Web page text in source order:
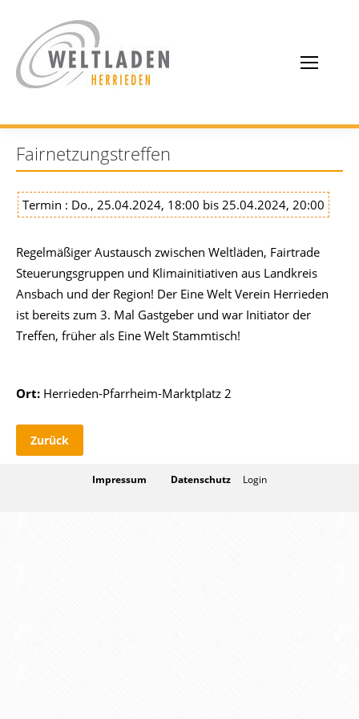
Fairnetzungstreffen
Termin : Do., 25.04.2024, 18:00 bis 25.04.2024, 20:00
Regelmäßiger Austausch zwischen Weltläden, Fairtrade
Steuerungsgruppen und Klimainitiativen aus Landkreis
Ansbach und der Region! Der Eine Welt Verein Herrieden
ist bereits zum 3. Mal Gastgeber und war Initiator der
Treffen, früher als Eine Welt Stammtisch!
Ort: Herrieden-Pfarrheim-Marktplatz 2
Zurück
Impressum Datenschutz Login